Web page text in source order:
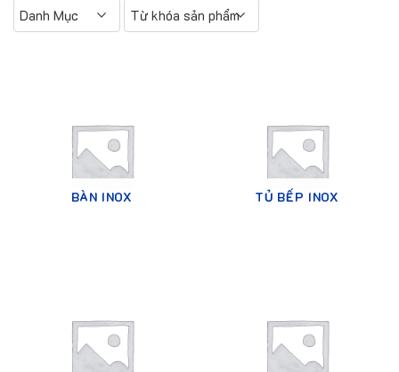
Danh Mục Từ khóa sản phẩm
BÀN INOX TỦ BẾP INOX